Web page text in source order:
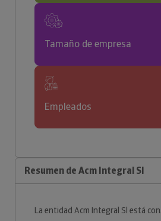
Tamaño de empresa
Empleados
Resumen de Acm Integral Sl
La entidad Acm Integral Sl está